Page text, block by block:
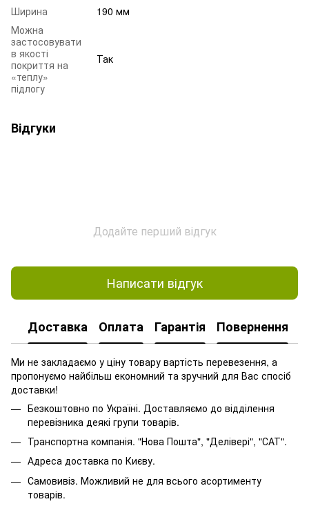
Ширина
190 мм
Можна
застосовувати
в якості
покриття на
«теплу»
підлогу
Так
Відгуки
Додайте перший відгук
Написати відгук
Доставка Оплата Гарантія Повернення
Ми не закладаємо у ціну товару вартість перевезення, а
пропонуємо найбільш економний та зручний для Вас спосіб
доставки!
Безкоштовно по Україні. Доставляємо до відділення
перевізника деякі групи товарів.
Транспортна компанія. "Нова Пошта", "Делівері", "САТ".
Адреса доставка по Києву.
Самовивіз. Можливий не для всього асортименту
товарів.